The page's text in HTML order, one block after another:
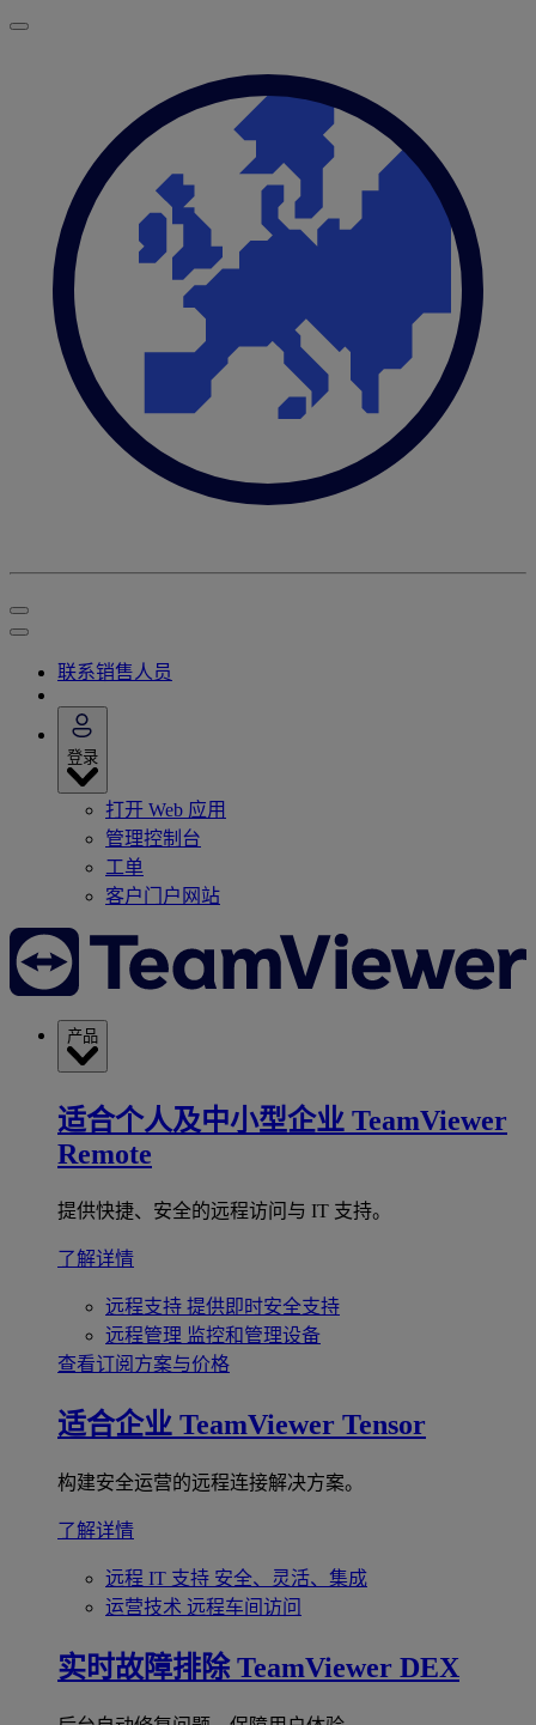
联系销售人员
登录
打开 Web 应用
管理控制台
工单
客户门户网站
产品
适合个人及中小型企业 TeamViewer
Remote
提供快捷、安全的远程访问与 IT 支持。
了解详情
远程支持 提供即时安全支持
远程管理 监控和管理设备
查看订阅方案与价格
适合企业 TeamViewer Tensor
构建安全运营的远程连接解决方案。
了解详情
远程 IT 支持 安全、灵活、集成
运营技术 远程车间访问
实时故障排除 TeamViewer DEX